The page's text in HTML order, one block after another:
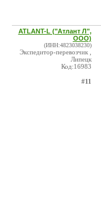
ATLANT-L ("Атлант Л",
ООО)
(ИНН:4823038230)
Экспедитор-перевозчик ,
Липецк
Код:16983
#11